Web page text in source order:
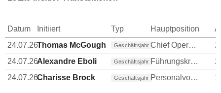
Datum Initiiert Typ Hauptposition
24.07.26Thomas McGough Geschäftsjahr Chief Operating Officer (COO)
24.07.26Alexandre Eboli Geschäftsjahr Führungskraft / leitender Angestellter
24.07.26Charisse Brock Geschäftsjahr Personalvorstand